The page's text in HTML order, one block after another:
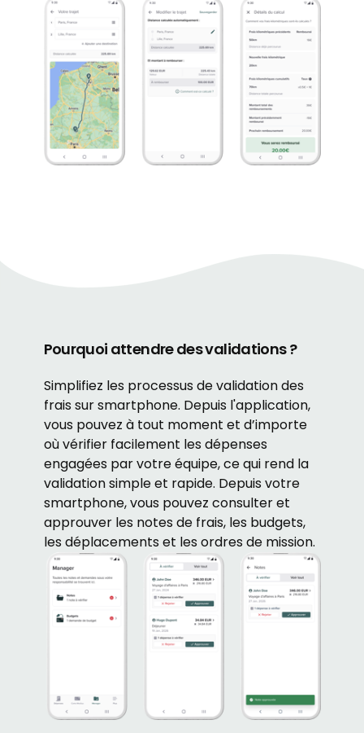
Pourquoi attendre des validations ?
Simplifiez les processus de validation des
frais sur smartphone. Depuis l'application,
vous pouvez à tout moment et d’importe
où vérifier facilement les dépenses
engagées par votre équipe, ce qui rend la
validation simple et rapide. Depuis votre
smartphone, vous pouvez consulter et
approuver les notes de frais, les budgets,
les déplacements et les ordres de mission.